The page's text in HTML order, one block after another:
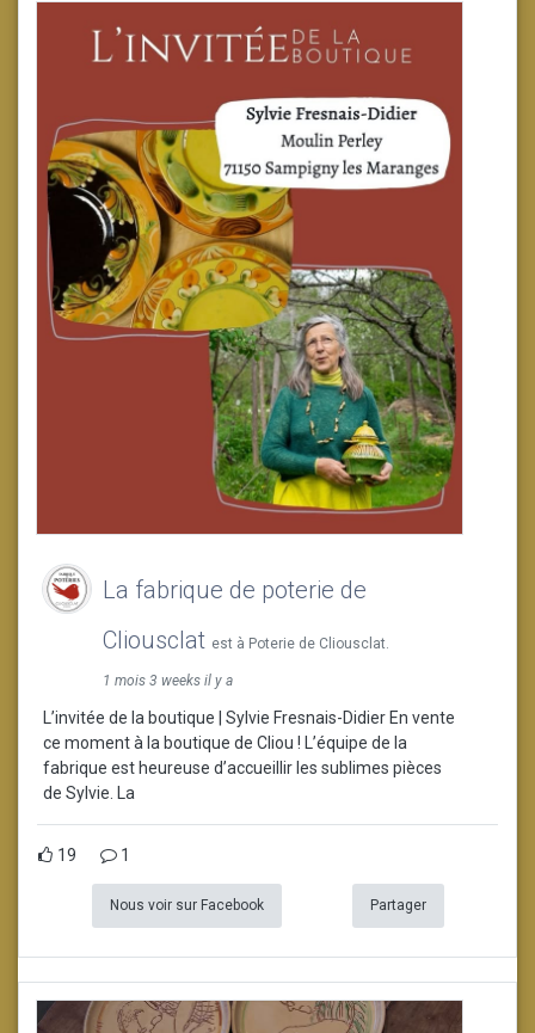
La fabrique de poterie de
Cliousclat est à Poterie de Cliousclat.
1 mois 3 weeks il y a
L’invitée de la boutique | Sylvie Fresnais-Didier En vente
ce moment à la boutique de Cliou ! L’équipe de la
fabrique est heureuse d’accueillir les sublimes pièces
de Sylvie. La
19 1
Nous voir sur Facebook Partager